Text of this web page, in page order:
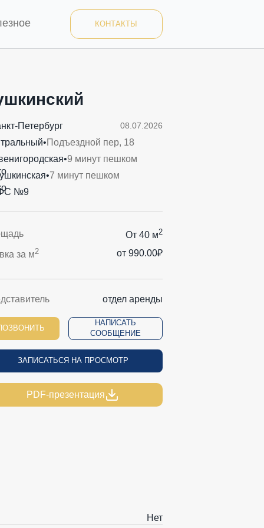
КОНТАКТЫ
08.07.2026
Петербург
•Подъездной пер, 18
•9 минут пешком
•7 минут пешком
№9
От 40 м2
за м2 от 990.00₽
отдел аренды
НАПИСАТЬ
СООБЩЕНИЕ
ЗАПИСАТЬСЯ НА ПРОСМОТР
PDF-презентация
Нет